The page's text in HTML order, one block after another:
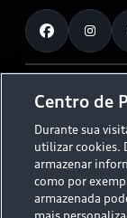
Planejamento
O Legado do S
Audi Driving
ESG
Tecnologias
Audi Collection
Fale Conosco
Trabalhe
© 2026 AUDI
Políticas de
Aviso Legal
Sala de
Centro de
Durante sua
utilizar cookies.
armazenar
como por
armazenada